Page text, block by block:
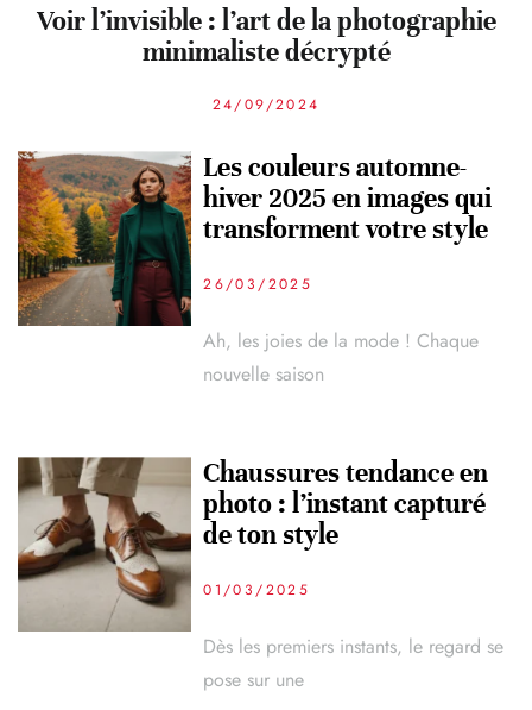
Les couleurs automne-
hiver 2025 en images qui
transforment votre style
26/03/2025
Ah, les joies de la mode ! Chaque
nouvelle saison
Chaussures tendance en
photo : l’instant capturé
de ton style
01/03/2025
Dès les premiers instants, le regard se
pose sur une
Voir l’invisible : l’art de la photographie
minimaliste décrypté
24/09/2024